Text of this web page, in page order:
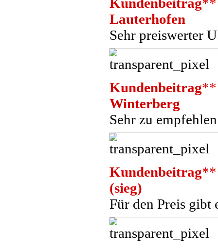
Lauterhofen
Sehr preiswerter
Kundenbeitrag**
Winterberg
Sehr zu empfehlen
Kundenbeitrag**
(sieg)
Für den Preis gibt